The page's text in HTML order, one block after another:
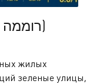
Старая Ромема (רוממה הישנה)
жилых
зеленые улицы,